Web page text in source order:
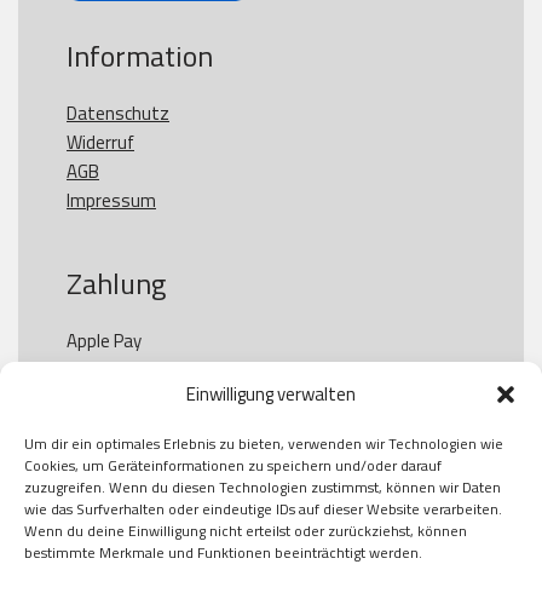
Einwilligung verwalten
Um dir ein optimales Erlebnis zu bieten, verwenden wir Technologien wie
Cookies, um Geräteinformationen zu speichern und/oder darauf
zuzugreifen. Wenn du diesen Technologien zustimmst, können wir Daten
wie das Surfverhalten oder eindeutige IDs auf dieser Website verarbeiten.
Wenn du deine Einwilligung nicht erteilst oder zurückziehst, können
bestimmte Merkmale und Funktionen beeinträchtigt werden.
Information
Datenschutz
Widerruf
AGB
Impressum
Zahlung
Apple Pay
Paypal
Kauf auf Rechung
Klarna
American Express